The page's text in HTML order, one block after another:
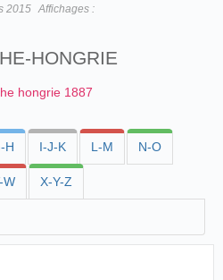
2015 Affichages :
HONGRIE
H I-J-K L-M N-O
W X-Y-Z